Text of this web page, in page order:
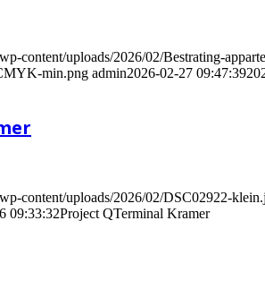
content/uploads/2026/02/Bestrating-
min.png admin2026-02-27 09:47:39
content/uploads/2026/02/DSC02922-
09:33:32Project QTerminal Kramer